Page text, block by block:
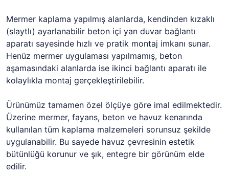
Mermer kaplama yapılmış alanlarda, kendinden kızaklı
(slaytlı) ayarlanabilir beton içi yan duvar bağlantı
aparatı sayesinde hızlı ve pratik montaj imkanı sunar.
Henüz mermer uygulaması yapılmamış, beton
aşamasındaki alanlarda ise ikinci bağlantı aparatı ile
kolaylıkla montaj gerçekleştirilebilir.
Ürünümüz tamamen özel ölçüye göre imal edilmektedir.
Üzerine mermer, fayans, beton ve havuz kenarında
kullanılan tüm kaplama malzemeleri sorunsuz şekilde
uygulanabilir. Bu sayede havuz çevresinin estetik
bütünlüğü korunur ve şık, entegre bir görünüm elde
edilir.